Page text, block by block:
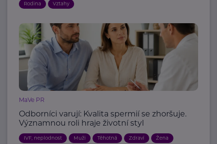
Rodina Vztahy
MaVe PR
Odborníci varují: Kvalita spermií se zhoršuje.
Významnou roli hraje životní styl
IVF, neplodnost Muži Těhotná Zdraví Žena